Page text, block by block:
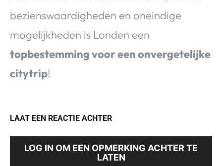
bezienswaardigheden en oneindige
mogelijkheden is Londen een
topbestemming voor een onvergetelijke
citytrip!
LAAT EEN REACTIE ACHTER
LOG IN OM EEN OPMERKING ACHTER TE
LATEN